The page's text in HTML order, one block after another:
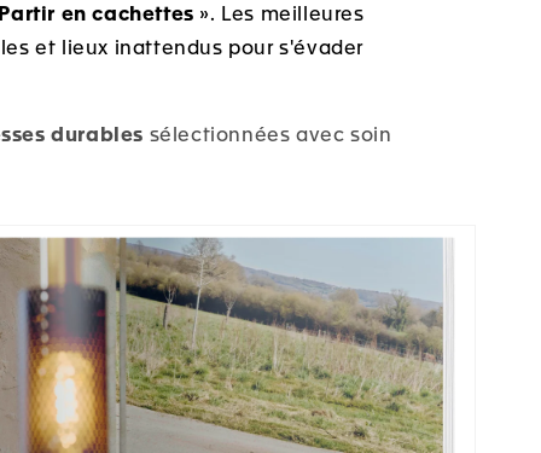
en cachettes ». Les meilleures
et lieux inattendus pour s'évader
durables sélectionnées avec soin